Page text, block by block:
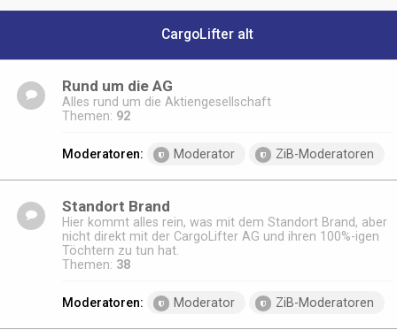
CargoLifter alt
Rund um die AG
Alles rund um die Aktiengesellschaft
Themen: 92
Moderatoren: Moderator ZiB-Moderatoren
Standort Brand
Hier kommt alles rein, was mit dem Standort Brand, aber
nicht direkt mit der CargoLifter AG und ihren 100%-igen
Töchtern zu tun hat.
Themen: 38
Moderatoren: Moderator ZiB-Moderatoren